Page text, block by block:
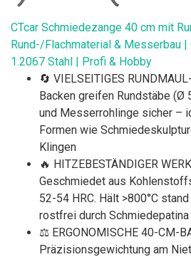
CTcar Schmiedezange 40 cm mit
Rund-/Flachmaterial & Messerbau |
1.2067 Stahl | Profi & Hobby
🔄 VIELSEITIGES
Backen greifen Rundstäbe (Ø
und Messerrohlinge sicher –
Formen wie
Klingen
🔥 HITZEBESTÄNDIGER
Geschmiedet aus
52-54 HRC. Hält >800°C
rostfrei durch
⚖️ ERGONOMISCHE 40-CM-
Präzisionsgewichtung am